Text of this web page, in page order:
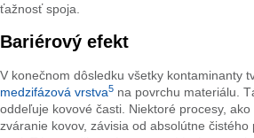
ťažnosť spoja.
Bariérový efekt
V konečnom dôsledku všetky kontaminanty
medzifázová vrstva5 na povrchu materiálu.
oddeľuje kovové časti. Niektoré procesy,
zváranie kovov, závisia od absolútne